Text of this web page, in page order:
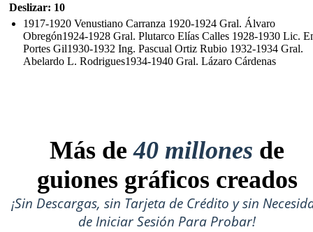
Deslizar: 10
1917-1920 Venustiano Carranza 1920-1924 Gral. Álvaro
Obregón1924-1928 Gral. Plutarco Elías Calles 1928-1930 Lic.
Portes Gil1930-1932 Ing. Pascual Ortiz Rubio 1932-1934 Gral.
Abelardo L. Rodrigues1934-1940 Gral. Lázaro Cárdenas
Más de40 millones de
guiones gráficos creados
¡Sin Descargas, sin Tarjeta de Crédito y sin
de Iniciar Sesión Para Probar!